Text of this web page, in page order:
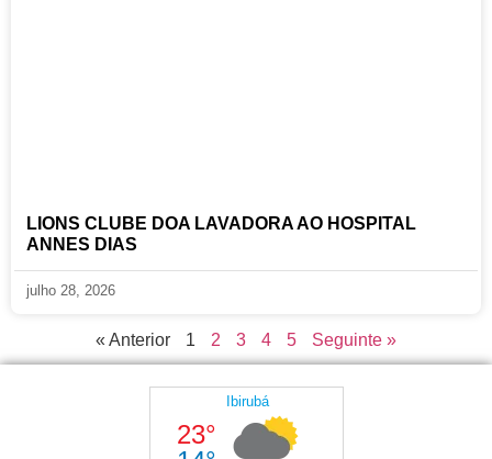
LIONS CLUBE DOA LAVADORA AO HOSPITAL
ANNES DIAS
julho 28, 2026
« Anterior 1 2 3 4 5 Seguinte »